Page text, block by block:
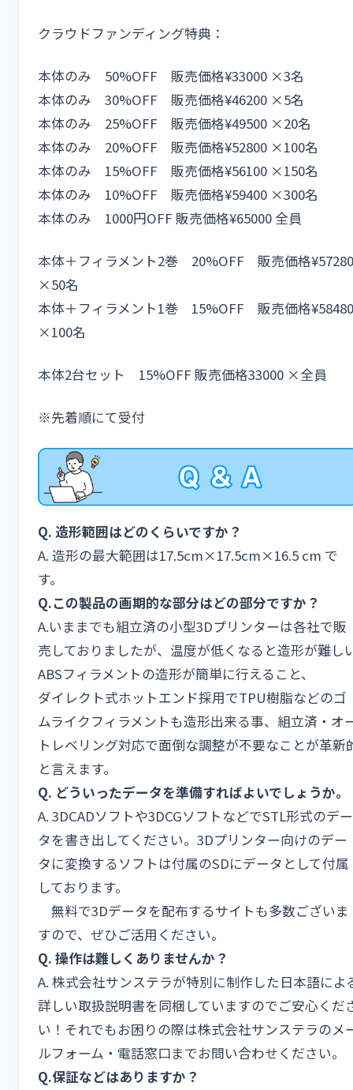
クラウドファンディング特典：
本体のみ 50%OFF 販売価格¥33000 ×3名
​本体のみ 30%OFF 販売価格¥46200 ×5名
​本体のみ 25%OFF 販売価格¥49500 ×20名
​本体のみ 20%OFF 販売価格¥52800 ×100名
​本体のみ 15%OFF 販売価格¥56100 ×150名
​本体のみ 10%OFF 販売価格¥59400 ×300名
​本体のみ 1000円OFF 販売価格¥65000 全員
​本体＋フィラメント2巻 20%OFF 販売価格¥57280
×50名
​本体＋フィラメント1巻 15%OFF 販売価格¥58480
×100名
​本体2台セット 15%OFF 販売価格33000 ×全員
※先着順にて受付
Q. 造形範囲はどのくらいですか？
A. 造形の最大範囲は17.5cm×17.5cm×16.5 cm で
す。
Q.この製品の画期的な部分はどの部分ですか？
A.いままでも組立済の小型3Dプリンターは各社で販
売しておりましたが、温度が低くなると造形が難し
ABSフィラメントの造形が簡単に行えること、
ダイレクト式ホットエンド採用でTPU樹脂などのゴ
ムライクフィラメントも造形出来る事、組立済・オ
トレベリング対応で面倒な調整が不要なことが革新
と言えます。
Q. どういったデータを準備すればよいでしょうか。
A. 3DCADソフトや3DCGソフトなどでSTL形式のデー
タを書き出してください。3Dプリンター向けのデー
タに変換するソフトは付属のSDにデータとして付属
しております。
無料で3Dデータを配布するサイトも多数ございま
すので、ぜひご活用ください。
Q. 操作は難しくありませんか？
A. 株式会社サンステラが特別に制作した日本語によ
詳しい取扱説明書を同梱していますのでご安心くだ
い！それでもお困りの際は株式会社サンステラのメ
ルフォーム・電話窓口までお問い合わせください。
Q.保証などはありますか？